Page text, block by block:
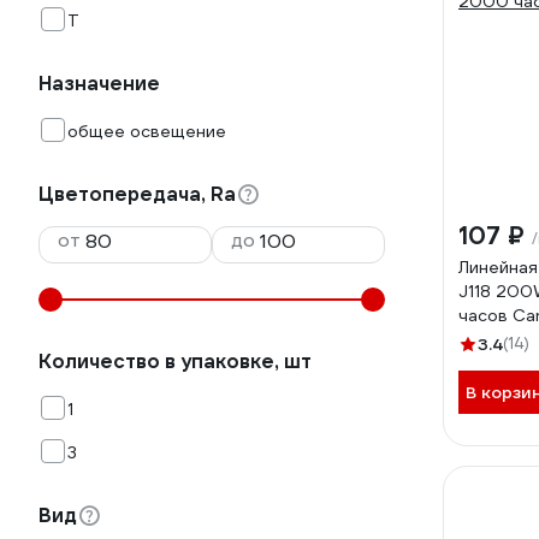
Т
Назначение
общее освещение
Цветопередача, Ra
от
до
Количество в упаковке, шт
1
3
Вид
107 ₽
J118
часов
3.4(14)
В